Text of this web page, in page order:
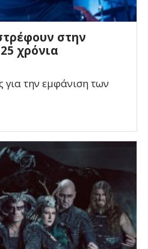
στην
χρόνια
για την εμφάνιση των